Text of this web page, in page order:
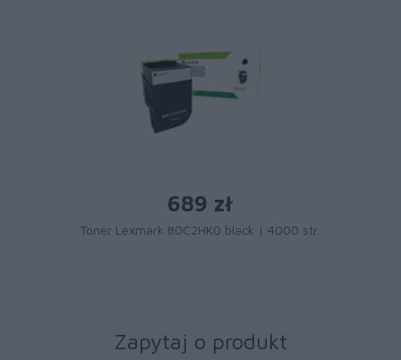
689 zł
Toner Lexmark 80C2HK0 black | 4000 str.
Zapytaj o produkt